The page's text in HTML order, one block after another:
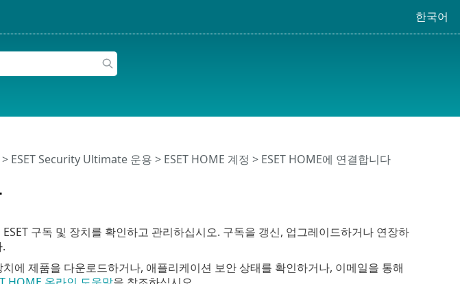
한국어
ESET Security Ultimate 운용 > ESET HOME 계정 > ESET HOME에 연결합니다
구독 및 장치를 확인하고 관리하십시오. 구독을 갱신, 업그레이드하거나 연장하
에 제품을 다운로드하거나, 애플리케이션 보안 상태를 확인하거나, 이메일을 통해